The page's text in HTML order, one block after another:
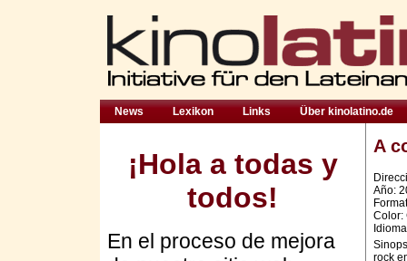
News Lexikon Links Über kinolatino.de
¡Hola a todas y
todos!
En el proceso de mejora
A
Año:
Color:
rock